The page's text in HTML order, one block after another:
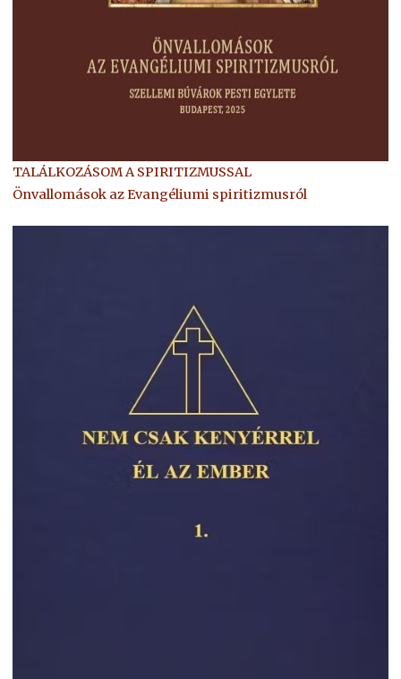
TALÁLKOZÁSOM A SPIRITIZMUSSAL
Önvallomások az Evangéliumi spiritizmusról